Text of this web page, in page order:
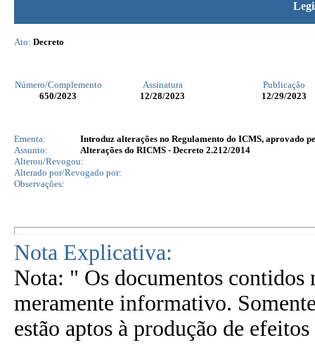
Ato: Decreto
Número/Complemento Assinatura
Publicação
650/2023 12/28/2023 12/29/2023
Ementa:
Introduz alterações no Regulamento do ICMS, aprovado
Assunto:
Alterações do RICMS - Decreto 2.212/2014
Alterou/Revogou:
Alterado por/Revogado por:
Observações:
Nota Explicativa:
Nota: " Os documentos contidos
meramente informativo.
estão aptos à produção de